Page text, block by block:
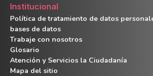
Institucional
Política de tratamiento de datos
bases de datos
Trabaje con nosotros
Glosario
Atención y Servicios la Ciudadanía
Mapa del sitio